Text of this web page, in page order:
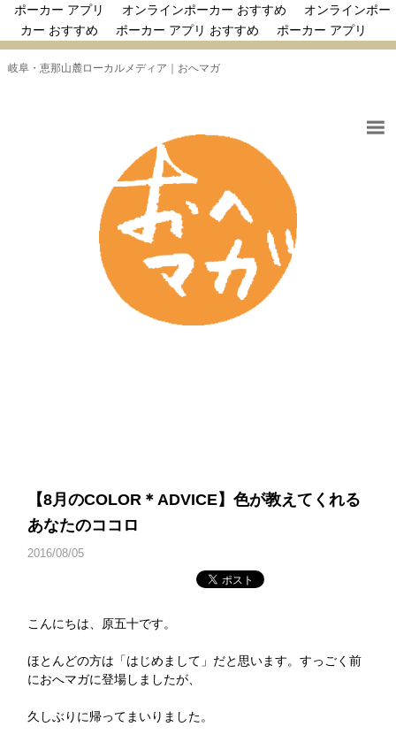
ポーカー アプリ オンラインポーカー おすすめ
オンラインポー
カー おすすめ
ポーカー アプリ おすすめ ポーカー アプリ
岐阜・恵那山麓ローカルメディア｜おへマガ
【8月のCOLOR＊ADVICE】色が教えてくれる
あなたのココロ
2016/08/05
こんにちは、原五十です。
ほとんどの方は「はじめまして」だと思います。すっごく前
におへマガに登場しましたが、
久しぶりに帰ってまいりました。